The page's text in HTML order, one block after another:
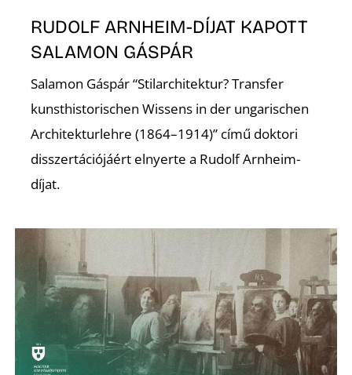
RUDOLF ARNHEIM-DÍJAT KAPOTT
SALAMON GÁSPÁR
Salamon Gáspár “Stilarchitektur? Transfer
kunsthistorischen Wissens in der ungarischen
Architekturlehre (1864–1914)” című doktori
disszertációjáért elnyerte a Rudolf Arnheim-
díjat.